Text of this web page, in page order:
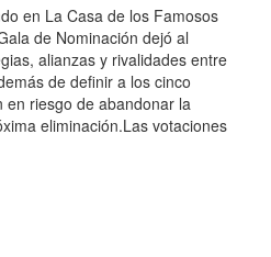
en La Casa de los Famosos
de Nominación dejó al
alianzas y rivalidades entre
de definir a los cinco
riesgo de abandonar la
eliminación.Las votaciones